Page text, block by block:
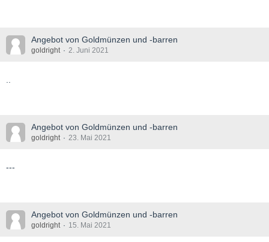
Angebot von Goldmünzen und -barren
goldright 2. Juni 2021
..
Angebot von Goldmünzen und -barren
goldright 23. Mai 2021
---
Angebot von Goldmünzen und -barren
goldright 15. Mai 2021